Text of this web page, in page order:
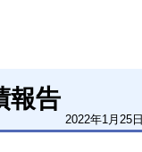
報告
2022年1月25日